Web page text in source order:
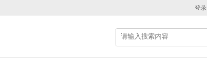
登录